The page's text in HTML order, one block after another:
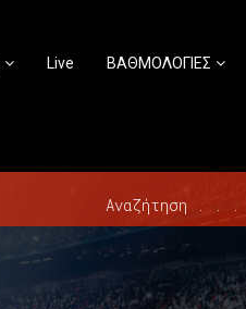
Live ΒΑΘΜΟΛΟΓΙΕΣ